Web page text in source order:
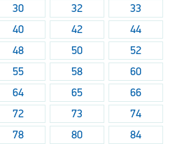
30 32
33
40 42
44
48 50
52
55 58
60
64 65
66
72 73
74
78 80
84